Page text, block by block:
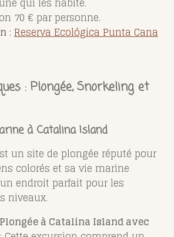
70 € par personne.
: Reserva Ecológica Punta Cana
: Plongée, Snorkeling et
à Catalina Island
un site de plongée réputé pour
colorés et sa vie marine
endroit parfait pour les
niveaux.
à Catalina Island avec